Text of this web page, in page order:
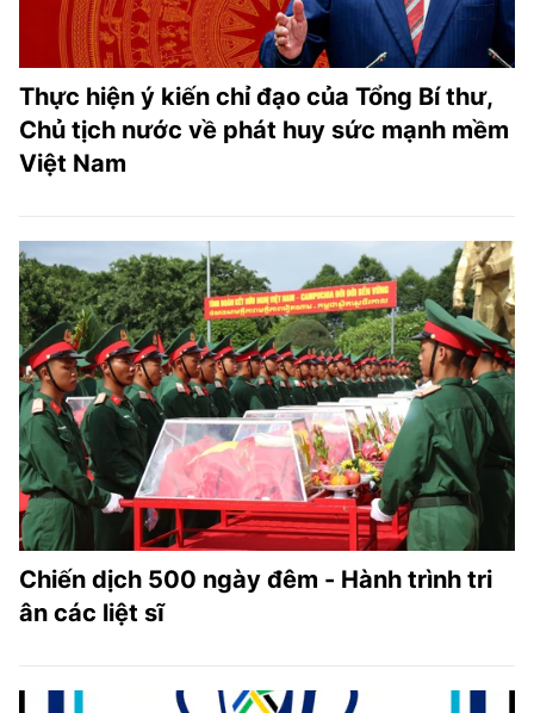
Thực hiện ý kiến chỉ đạo của Tổng Bí thư,
Chủ tịch nước về phát huy sức mạnh mềm
Việt Nam
Chiến dịch 500 ngày đêm - Hành trình tri
ân các liệt sĩ